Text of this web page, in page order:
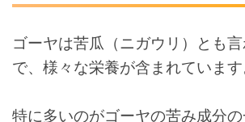
ゴーヤは苦瓜（ニガウリ）とも
で、様々な栄養が含まれています
特に多いのがゴーヤの苦み成分